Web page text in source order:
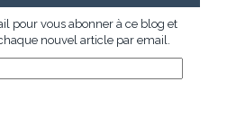
pour vous abonner à ce blog et
nouvel article par email.